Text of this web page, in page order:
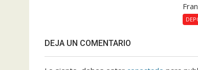
DEJA UN COMENTARIO